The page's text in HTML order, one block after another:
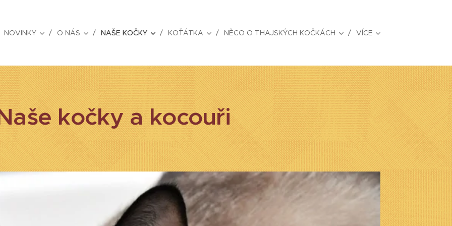
NOVINKY O NÁS NAŠE KOČKY KOŤÁTKA NĚCO O THAJSKÝCH KOČKÁCH VÍCE
kočky a kocouři